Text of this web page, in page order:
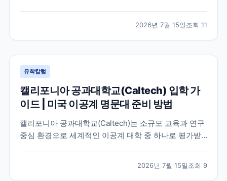
2026년 7월 15일조회 11
유학칼럼
캘리포니아 공과대학교(Caltech) 입학 가
이드 | 미국 이공계 명문대 준비 방법
캘리포니아 공과대학교(Caltech)는 소규모 교육과 연구
중심 환경으로 세계적인 이공계 대학 중 하나로 평가받
2026년 7월 15일조회 9